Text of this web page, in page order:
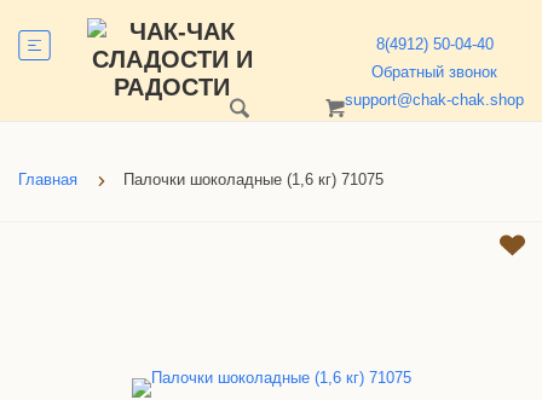
8(4912) 50-04-40
Обратный звонок
support@chak-chak.shop
Главная Палочки шоколадные (1,6 кг) 71075